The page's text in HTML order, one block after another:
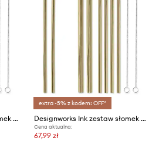
Designworks Ink zestaw słomek ze szczoteczkami Strawsome 8-pack
extra -5% z kodem: OFF*
Designworks Ink zestaw słomek ze szczoteczkami Strawsome 8-pack
Cena aktualna:
67,99 zł